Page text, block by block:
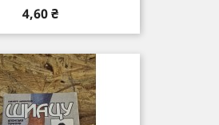
Цена
4,60 ₴